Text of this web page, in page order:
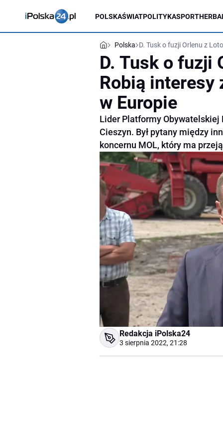
POLSKAŚWIATPOLITYKASPORT
Polska D. Tusk o fuzji Orlenu z
D. Tusk o fuzji
Robią interesy
w Europie
Lider Platformy Obywatelskiej
Cieszyn. Był pytany między
koncernu MOL, który ma
Redakcja iPolska24
3 sierpnia 2022, 21:28